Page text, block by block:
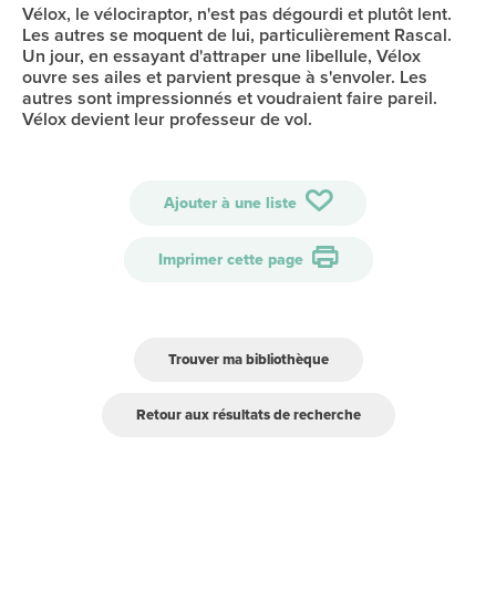
Vélox, le vélociraptor, n'est pas dégourdi et plutôt lent.
Les autres se moquent de lui, particulièrement Rascal.
Un jour, en essayant d'attraper une libellule, Vélox
ouvre ses ailes et parvient presque à s'envoler. Les
autres sont impressionnés et voudraient faire pareil.
Vélox devient leur professeur de vol.
Ajouter à une liste
Imprimer cette page
Trouver ma bibliothèque
Retour aux résultats de recherche